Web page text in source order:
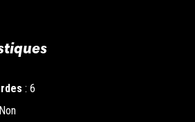
: 6